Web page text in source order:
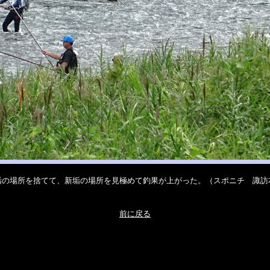
の場所を捨てて、新垢の場所を見極めて釣果が上がった。（スポニチ 諏訪
前に戻る